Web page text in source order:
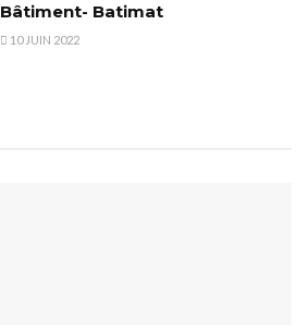
Bâtiment- Batimat
10 JUIN 2022